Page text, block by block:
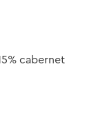
cabernet